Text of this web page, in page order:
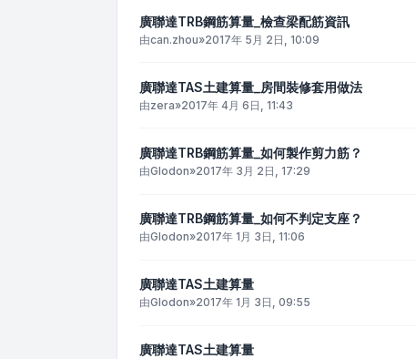
廣聯達TRB鋼筋算量_檢查梁配筋資訊
由can.zhou»2017年 5月 2日, 10:09
廣聯達TAS土建算量_房間裝修套用做法
由zera»2017年 4月 6日, 11:43
廣聯達TRB鋼筋算量_如何製作剪力筋？
由Glodon»2017年 3月 2日, 17:29
廣聯達TRB鋼筋算量_如何不判定支座？
由Glodon»2017年 1月 3日, 11:06
廣聯達TAS土建算量
由Glodon»2017年 1月 3日, 09:55
廣聯達TAS土建算量